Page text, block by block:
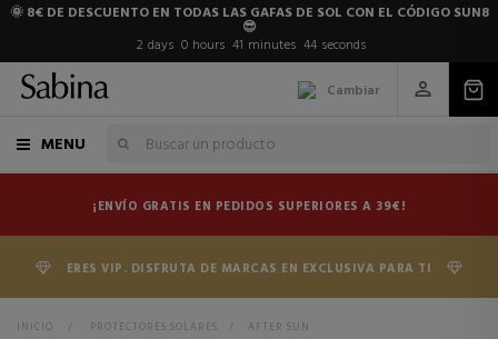
🌞 8€ DE DESCUENTO EN TODAS LAS GAFAS DE SOL CON EL CÓDIGO SUN8
😎
2 days 0 hours 41 minutes 44 seconds
Cambiar
MENU
¡ENVÍO GRATIS EN PEDIDOS SUPERIORES A 39€!
ERES VIP. DISFRUTA DE MARCAS EN EXCLUSIVA PARA TI
INICIO > PROTECTORES SOLARES > AFTER SUN